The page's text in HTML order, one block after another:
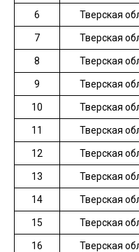
6 Тверская
7 Тверская
8 Тверская
9 Тверская
10 Тверская
11 Тверская
12 Тверская
13 Тверская
14 Тверская
15 Тверская
16 Тверская